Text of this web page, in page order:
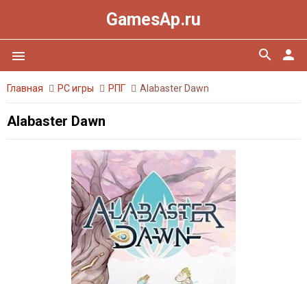
GamesAp.ru
menu person
search
Главная PC игры РПГ Alabaster Dawn
Alabaster Dawn